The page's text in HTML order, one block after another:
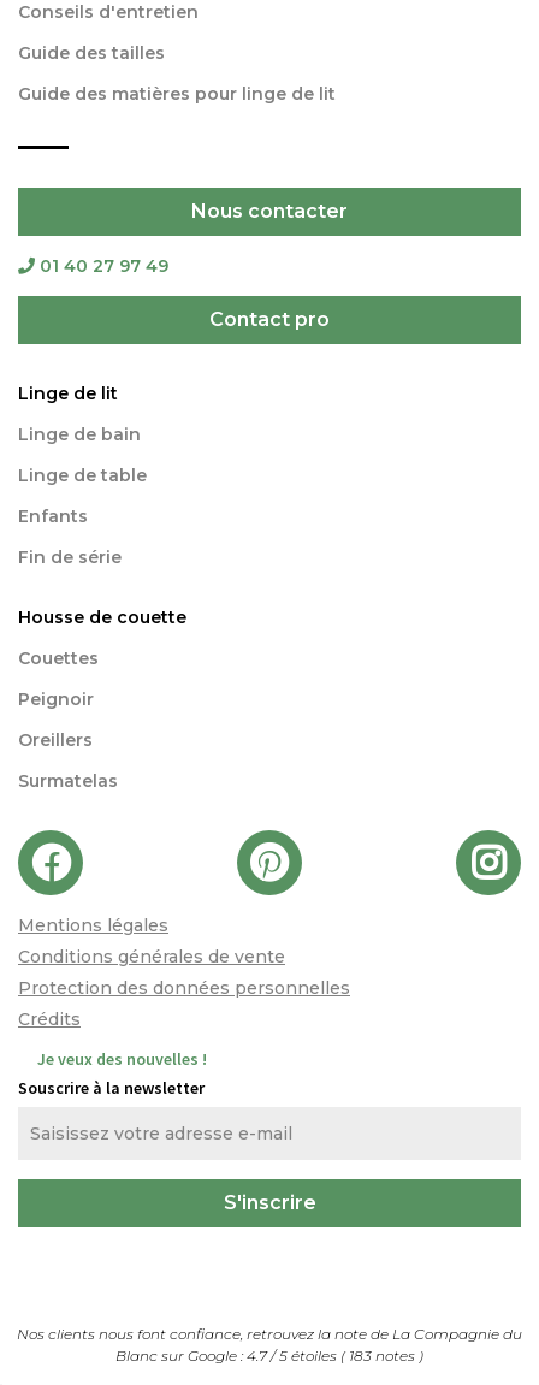
Conseils d'entretien
Guide des tailles
Guide des matières pour linge de lit
Nous contacter
01 40 27 97 49
Contact pro
Linge de lit
Linge de bain
Linge de table
Enfants
Fin de série
Housse de couette
Couettes
Peignoir
Oreillers
Surmatelas
Mentions légales
Conditions générales de vente
Protection des données personnelles
Crédits
Je veux des nouvelles !
Souscrire à la newsletter
Nos clients nous font confiance, retrouvez la note de La Compagnie du
Blanc sur Google : 4.7/5 étoiles ( 183 notes )